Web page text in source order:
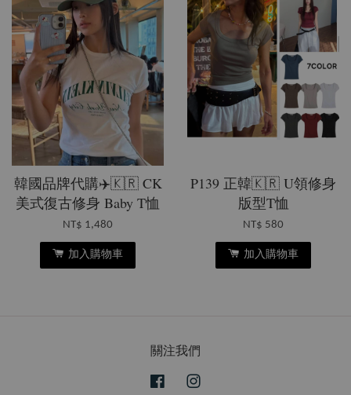
韓國品牌代購✈️🇰🇷 CK
美式復古修身 Baby T恤
NT$ 1,480
加入購物車
P139 正韓🇰🇷 U領修身
版型T恤
NT$ 580
加入購物車
關注我們
Facebook